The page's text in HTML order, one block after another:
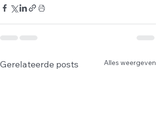
Gerelateerde posts Alles weergeven